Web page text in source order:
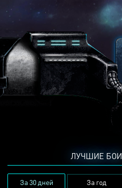
ЛУЧШИЕ БОИ
За 30 дней За год